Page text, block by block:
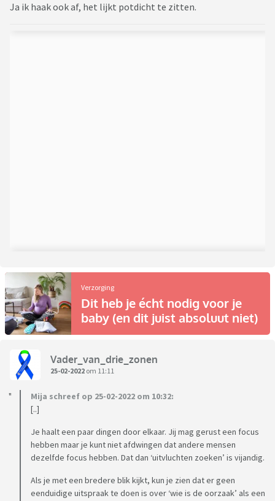
Ja ik haak ook af, het lijkt potdicht te zitten.
Verzorging
Dit heb je écht nodig voor je
baby (en dit juist absoluut niet)
Vader_van_drie_zonen
25-02-2022 om 11:11
Mija schreef op 25-02-2022 om 10:32:
[..]
Je haalt een paar dingen door elkaar. Jij mag gerust een focus
hebben maar je kunt niet afdwingen dat andere mensen
dezelfde focus hebben. Dat dan ‘uitvluchten zoeken’ is vijandig.
Als je met een bredere blik kijkt, kun je zien dat er geen
eenduidige uitspraak te doen is over ‘wie is de oorzaak’ als een